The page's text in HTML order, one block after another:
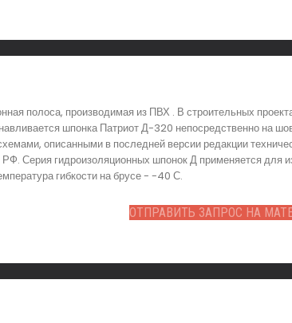
полоса, производимая из ПВХ . В строительных
шпонка Патриот Д-320 непосредственно на
описанными в последней версии редакции
РФ. Серия гидроизоляционных шпонок Д применяется
гибкости на брусе - -40 С.
ОТПРАВИТЬ ЗАПРОС НА